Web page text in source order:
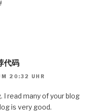
代码
20:32 UHR
I read many of your blog
is very good.